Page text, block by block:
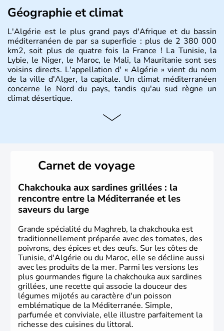
Géographie et climat
L'Algérie est le plus grand pays d'Afrique et du bassin
méditerranéen de par sa superficie : plus de 2 380 000
km2, soit plus de quatre fois la France ! La Tunisie, la
Lybie, le Niger, le Maroc, le Mali, la Mauritanie sont ses
voisins directs. L'appellation d' « Algérie » vient du nom
de la ville d'Alger, la capitale. Un climat méditerranéen
concerne le Nord du pays, tandis qu'au sud règne un
climat désertique.
Histoire et administration
près de la moitié ont moins de 19 ans. La musique
l’une des fiertés du pays, originaire des régions les plus à
l’ouest. Lecouscousest l’un des plats traditionnels les
plus appréciés.
Carnet de voyage
Chakchouka aux sardines grillées : la
rencontre entre la Méditerranée et les
saveurs du large
Grande spécialité du Maghreb, la chakchouka est
traditionnellement préparée avec des tomates, des
poivrons, des épices et des œufs. Sur les côtes de
Tunisie, d'Algérie ou du Maroc, elle se décline aussi
avec les produits de la mer. Parmi les versions les
plus gourmandes figure la chakchouka aux sardines
grillées, une recette qui associe la douceur des
légumes mijotés au caractère d'un poisson
emblématique de la Méditerranée. Simple,
parfumée et conviviale, elle illustre parfaitement la
richesse des cuisines du littoral.